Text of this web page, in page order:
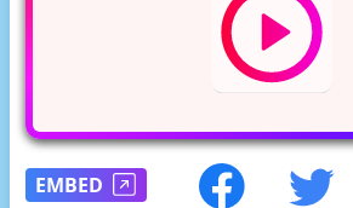
EMBED